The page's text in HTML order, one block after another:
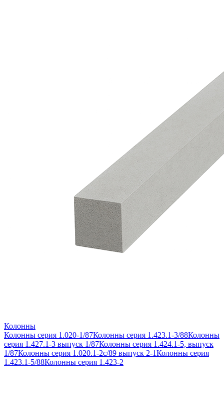
Колонны
Колонны серия 1.020-1/87Колонны серия 1.423.1-3/88Колонны
серия 1.427.1-3 выпуск 1/87Колонны серия 1.424.1-5, выпуск
1/87Колонны серия 1.020.1-2с/89 выпуск 2-1Колонны серия
1.423.1-5/88Колонны серия 1.423-2